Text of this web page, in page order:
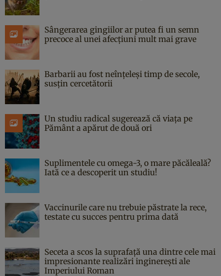
Sângerarea gingiilor ar putea fi un semn
precoce al unei afecțiuni mult mai grave
Barbarii au fost neînțeleși timp de secole,
susțin cercetătorii
Un studiu radical sugerează că viața pe
Pământ a apărut de două ori
Suplimentele cu omega-3, o mare păcăleală?
Iată ce a descoperit un studiu!
Vaccinurile care nu trebuie păstrate la rece,
testate cu succes pentru prima dată
Seceta a scos la suprafață una dintre cele mai
impresionante realizări inginerești ale
Imperiului Roman